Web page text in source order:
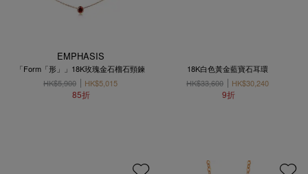
EMPHASIS
「Form「形」」18K玫瑰金石榴石頸鍊
HK$5,900
HK$5,015
85折
18K白色黃金藍寶石耳環
HK$33,600
HK$30,240
9折